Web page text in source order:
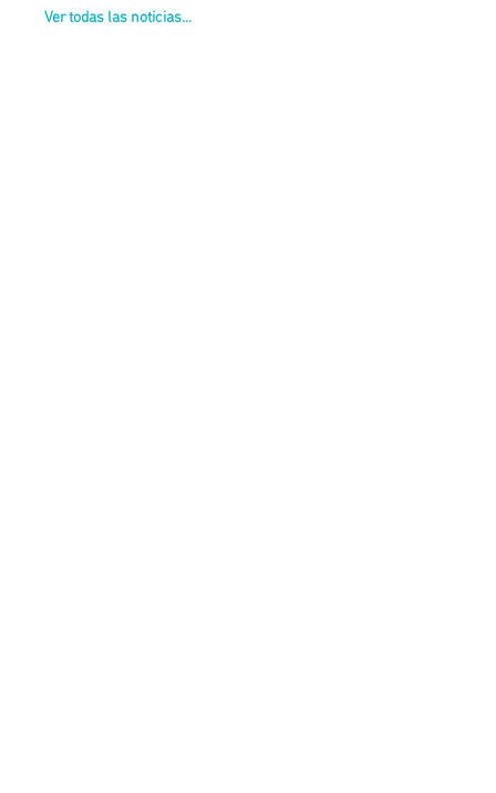
Ver todas las noticias...